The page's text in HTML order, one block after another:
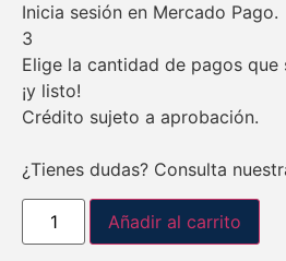
Inicia sesión en Mercado Pago.
3
Elige la cantidad de pagos
¡y listo!
Crédito sujeto a aprobación.
¿Tienes dudas? Consulta
Añadir al carrito